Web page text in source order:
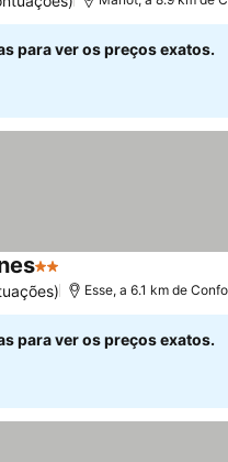
para ver os preços exatos.
2 Estrelas
Esse, a 6.1 km de
para ver os preços exatos.